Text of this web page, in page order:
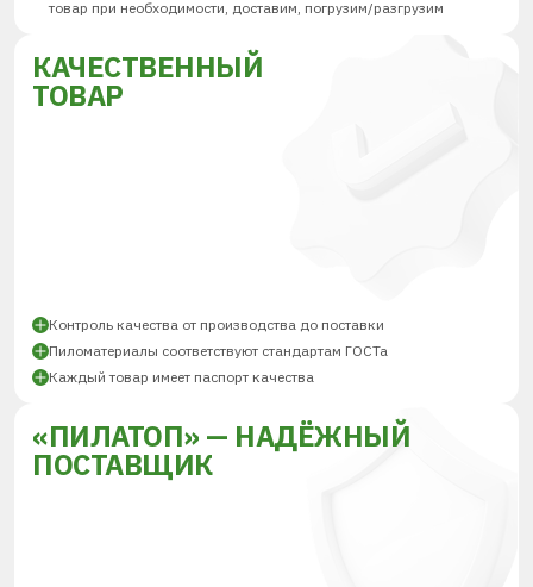
товар при необходимости, доставим, погрузим/разгрузим
КАЧЕСТВЕННЫЙ
ТОВАР
Контроль качества от производства до поставки
Пиломатериалы соответствуют стандартам ГОСТа
Каждый товар имеет паспорт качества
«ПИЛАТОП» — НАДЁЖНЫЙ
ПОСТАВЩИК